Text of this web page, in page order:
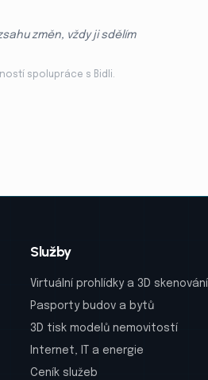
změn, vždy ji sdělím
spolupráce s Bidli.
Služby
Virtuální prohlídky a 3D skenování
Pasporty budov a bytů
3D tisk modelů nemovitostí
Internet, IT a energie
Ceník služeb